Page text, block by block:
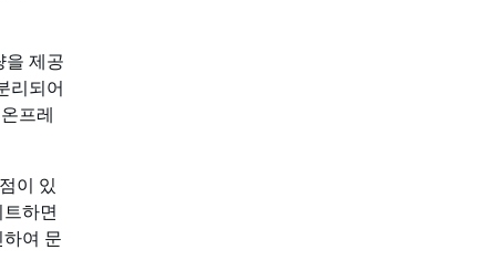
을 제공
리되어
프레
이 있
하면
여 문